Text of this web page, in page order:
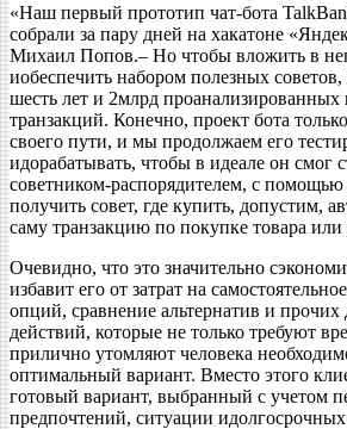
«Наш первый прототип чат-бота
собрали за пару дней на хакатоне
Михаил Попов.– Но чтобы вложить в
иобеспечить набором полезных
шесть лет и 2млрд проанализированных
транзакций. Конечно, проект бота
своего пути, и мы продолжаем его
идорабатывать, чтобы в идеале он смог
советником-распорядителем, с
получить совет, где купить, допустим,
саму транзакцию по покупке товара или
Очевидно, что это значительно
избавит его от затрат на
опций, сравнение альтернатив и
действий, которые не только требуют
прилично утомляют человека
оптимальный вариант. Вместо этого
готовый вариант, выбранный с учетом
предпочтений, ситуации